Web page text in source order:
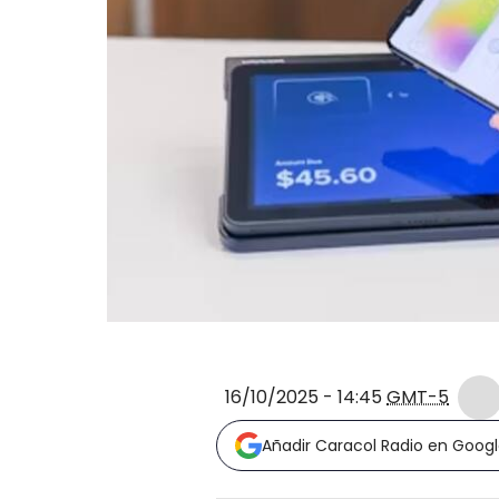
16/10/2025 - 14:45GMT-5
Añadir Caracol Radio en